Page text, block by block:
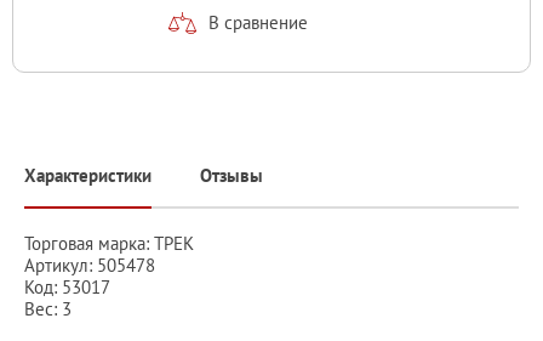
В сравнение
Характеристики Отзывы
Торговая марка: ТРЕК
Артикул: 505478
Код: 53017
Вес: 3